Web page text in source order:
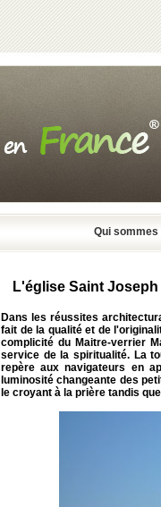
Qui sommes
L'église Saint
Dans les réussites
fait de la qualité et de
complicité du Maitre-verrier
service de la spiritualité. La
repère aux navigateurs en
luminosité changeante des
le croyant à la prière tandis